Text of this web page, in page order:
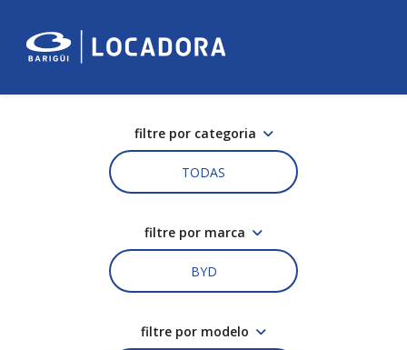
filtre por categoria
TODAS
filtre por marca
BYD
filtre por modelo